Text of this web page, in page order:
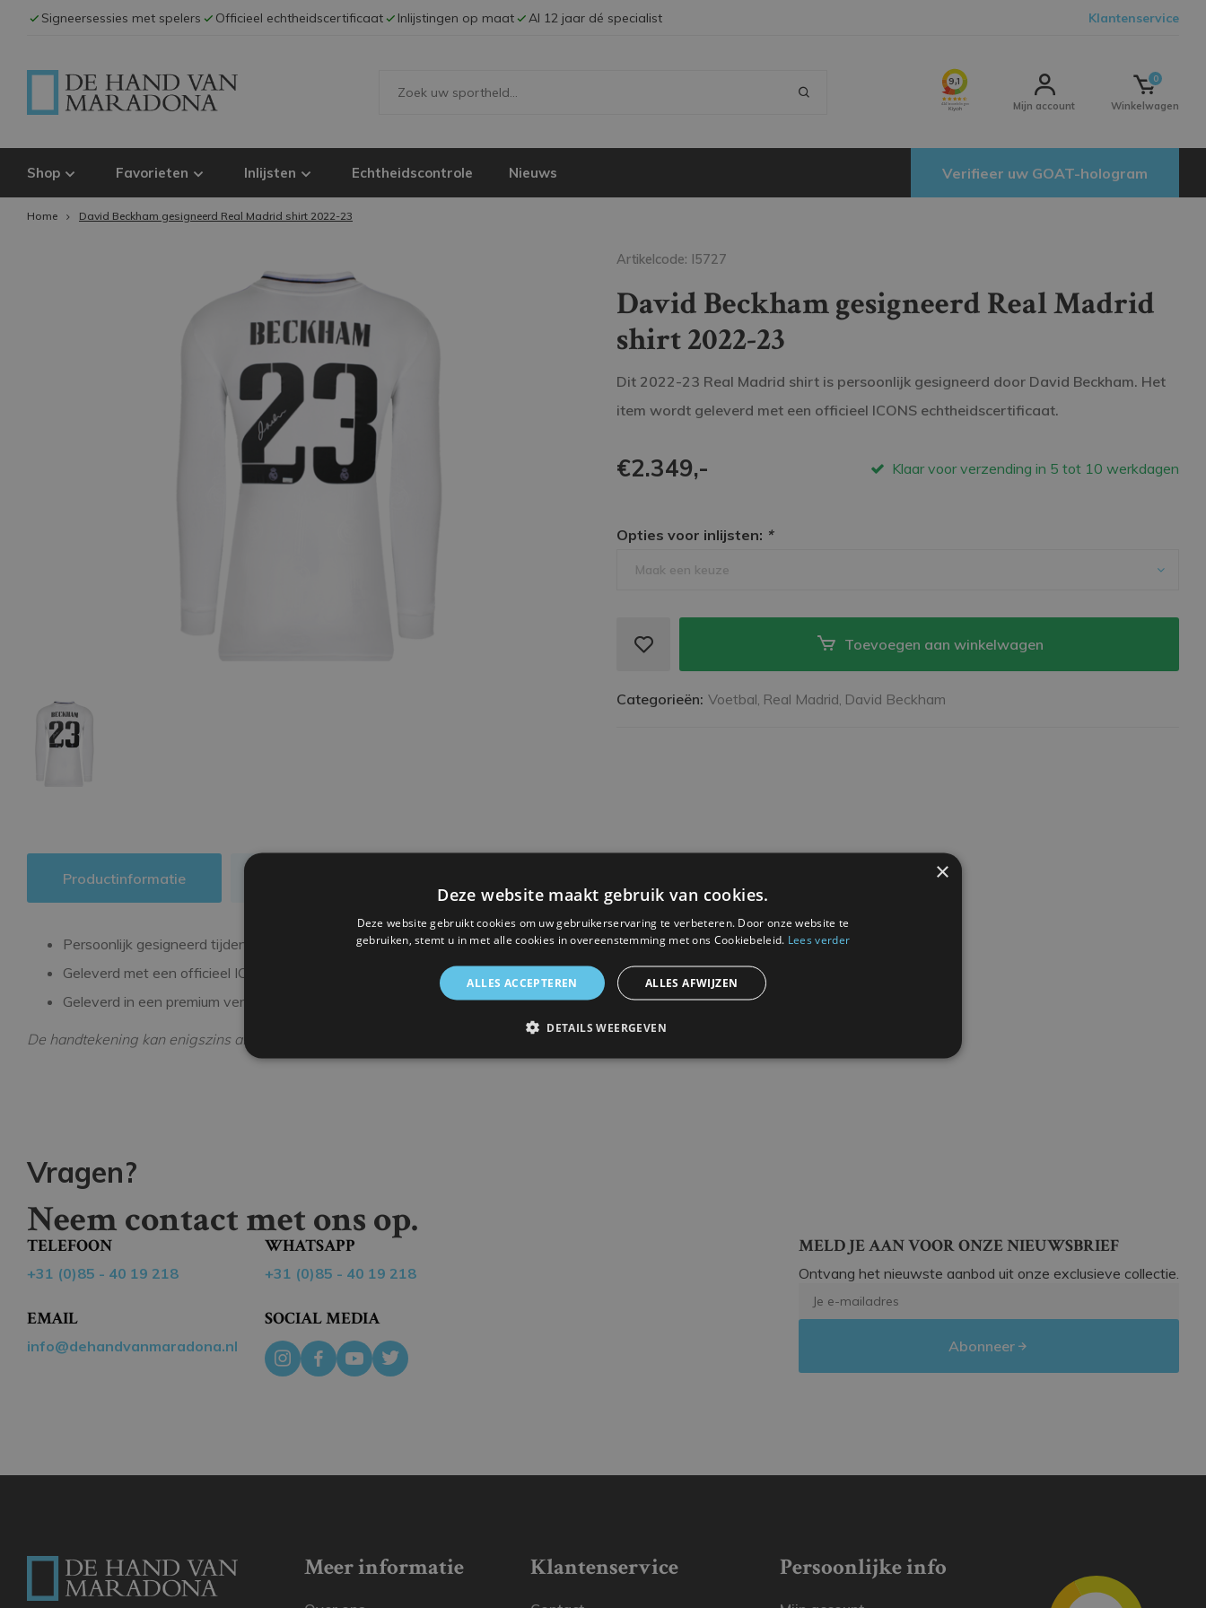
Signeersessies met spelers Officieel echtheidscertificaat Inlijstingen op maat Al 12 jaar dé specialist Klantenservice
Mijn account
0
Winkelwagen
Shop Favorieten Inlijsten Echtheidscontrole Nieuws Verifieer uw GOAT-hologram
Home David Beckham gesigneerd Real Madrid shirt 2022-23
Artikelcode: I5727
David Beckham gesigneerd Real Madrid
shirt 2022-23
Dit 2022-23 Real Madrid shirt is persoonlijk gesigneerd door David Beckham. Het
item wordt geleverd met een officieel ICONS echtheidscertificaat.
€2.349,- Klaar voor verzending in 5 tot 10 werkdagen
Opties voor inlijsten: *
Maak een keuze
Toevoegen aan winkelwagen
Categorieën: Voetbal, Real Madrid, David Beckham
Productinformatie
Persoonlijk gesigneerd tijdens een exclusieve signeersessie
Geleverd met een officieel ICONS echtheidscertificaat
Geleverd in een premium verpakking
De handtekening kan enigszins afwijken van de getoonde afbeelding.
Vragen?
Neem contact met ons op.
TELEFOON
+31 (0)85 - 40 19 218
WHATSAPP
+31 (0)85 - 40 19 218
EMAIL
info@dehandvanmaradona.nl
SOCIAL MEDIA
MELD JE AAN VOOR ONZE NIEUWSBRIEF
Ontvang het nieuwste aanbod uit onze exclusieve collectie.
Abonneer
Meer informatie Klantenservice Persoonlijke info
×
Deze website maakt gebruik van cookies.
Deze website gebruikt cookies om uw gebruikerservaring te verbeteren. Door onze website te
gebruiken, stemt u in met alle cookies in overeenstemming met ons Cookiebeleid. Lees verder
ALLES ACCEPTEREN ALLES AFWIJZEN
DETAILS WEERGEVEN